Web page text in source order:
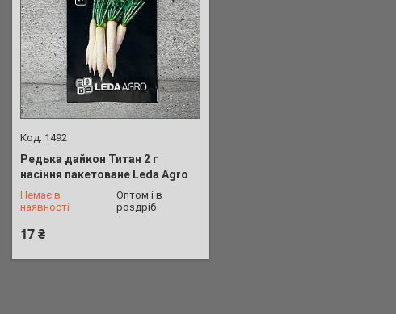
1492
Редька дайкон Титан 2 г
насіння пакетоване Leda Agro
Немає в
наявності
Оптом і в
роздріб
17 ₴